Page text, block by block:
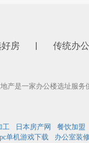
房 传统办公
产是一家办公楼选址服务供
工 日本房产网 餐饮加盟
pc单机游戏下载 办公室装修